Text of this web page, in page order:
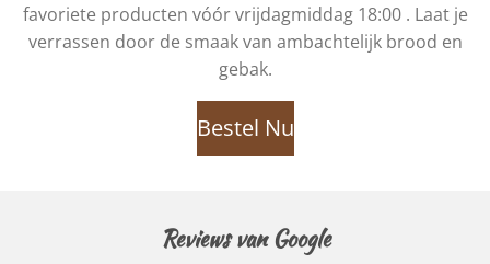
favoriete producten vóór vrijdagmiddag 18:00 . Laat je
verrassen door de smaak van ambachtelijk brood en
gebak.
Bestel Nu
Reviews van Google